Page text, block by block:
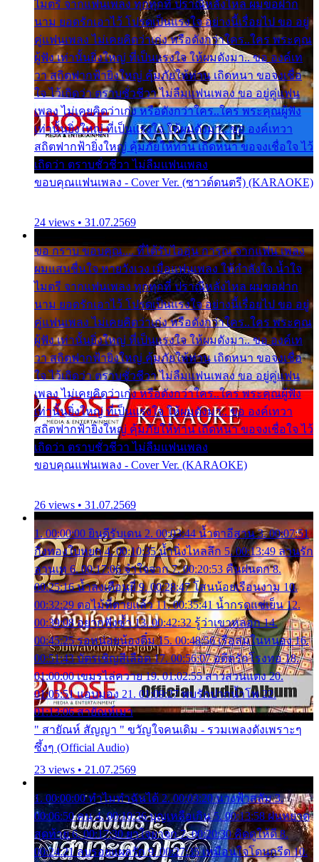
ไมตรี จากแฟนเพลง ทุกทุกที่ ปราณีหลั่งไหล ผมขอฝาก
นาม ยอดรักเอาไว้ โปรดเป็นแรงใจ อย่างนี้เรื่อยไป ขอ อยู่
คู่แฟนเพลง ไม่เคยคิดว่าเก่ง หรือดังกว่าใคร..ใคร พระคุณ
ผู้ฟัง เท่านั้นยิ่งใหญ่ ที่เป็นแรงใจ ให้ผมดังมา.. ขอ องค์เท
วา สถิตฟากฟ้ายิ่งใหญ่ คุ้มภัยให้ท่าน เถิดหนา ขอจงเชื่อ
ใจ ไว้เถิดว่า ตราบชั่วชีวา ไม่ลืมแฟนเพลง ขอ อยู่คู่แฟน
เพลง ไม่เคยคิดว่าเก่ง หรือดังกว่าใคร..ใคร พระคุณผู้ฟัง
เท่านั้นยิ่งใหญ่ ที่เป็นแรงใจ ให้ผมดังมา.. ขอ องค์เทวา
สถิตฟากฟ้ายิ่งใหญ่ คุ้มภัยให้ท่าน เถิดหนา ขอจงเชื่อใจ ไว้
เถิดว่า ตราบชั่วชีวา ไม่ลืมแฟนเพลง
ขอบคุณแฟนเพลง - Cover Ver. (ซาวด์ดนตรี) (KARAOKE)
24 views • 31.07.2569
ขอ กราบ ขอบคุณ.... ที่ได้รับไออุ่น การุณ จากแฟน เพลง
ผมแสนชื่นใจ หายวังเวง เมื่อแฟนเพลง ให้กำลังใจ น้ำใจ
ไมตรี จากแฟนเพลง ทุกทุกที่ ปราณีหลั่งไหล ผมขอฝาก
นาม ยอดรักเอาไว้ โปรดเป็นแรงใจ อย่างนี้เรื่อยไป ขอ อยู่
คู่แฟนเพลง ไม่เคยคิดว่าเก่ง หรือดังกว่าใคร..ใคร พระคุณ
ผู้ฟัง เท่านั้นยิ่งใหญ่ ที่เป็นแรงใจ ให้ผมดังมา.. ขอ องค์เท
วา สถิตฟากฟ้ายิ่งใหญ่ คุ้มภัยให้ท่าน เถิดหนา ขอจงเชื่อ
ใจ ไว้เถิดว่า ตราบชั่วชีวา ไม่ลืมแฟนเพลง ขอ อยู่คู่แฟน
เพลง ไม่เคยคิดว่าเก่ง หรือดังกว่าใคร..ใคร พระคุณผู้ฟัง
เท่านั้นยิ่งใหญ่ ที่เป็นแรงใจ ให้ผมดังมา.. ขอ องค์เทวา
สถิตฟากฟ้ายิ่งใหญ่ คุ้มภัยให้ท่าน เถิดหนา ขอจงเชื่อใจ ไว้
เถิดว่า ตราบชั่วชีวา ไม่ลืมแฟนเพลง
ขอบคุณแฟนเพลง - Cover Ver. (KARAOKE)
26 views • 31.07.2569
1. 00:00:00 ยินดีรับเดน 2. 00:03:44 น้ำตาอีสาน 3. 00:07:51
กิ่งทองใบหยก 4. 00:10:35 น้ำนิ่งไหลลึก 5. 00:13:49 ลานรัก
ลานเท 6. 00:17:06 จำใจจาก 7. 00:20:53 คืนฝนตก 8.
00:25:16 น้ำลงเดือนยี่ 9. 00:28:47 โสนน้อยเรือนงาม 10.
00:32:29 ตอไม้ที่ตายแล้ว 11. 00:35:41 น้ำกรดแช่เย็น 12.
00:39:08 อยากฟังซ้ำ 13. 00:42:32 รู้ว่าเขาหลอก 14.
00:45:25 รอหน่อยน้องติ๋ม 15. 00:48:56 เรือล่มในหนอง 16.
00:51:43 บัตรเชิญสีเลือด 17. 00:56:07 อดีตรักโรงทอ 18.
01:00:00 เขมรไล่ควาย 19. 01:02:55 สาวสวนแตง 20.
01:05:51 แอบมอง 21. 01:09:27 พบรักปากน้ำโพ 22.
01:13:06 สายัณห์เมา
" สายัณห์ สัญญา " ขวัญใจคนเดิม - รวมเพลงดังเพราะๆ
ซึ้งๆ (Official Audio)
23 views • 21.07.2569
1. 00:00:00 ทำไมทำฉันได้ 2. 00:03:20 นางฟ้าสลัม 3.
00:06:50 คน 4. 00:10:36 บุญเหลือเกิน 5. 00:13:58 ฝนหยาด
สุดท้าย 6. 00:17:30 ยาใจยาจก 7. 00:20:30 คิดดูให้ดี 8.
00:24:21 ลบรอยแผลรัก 9. 00:27:35 เหมือนใจโดนกรีด 10.